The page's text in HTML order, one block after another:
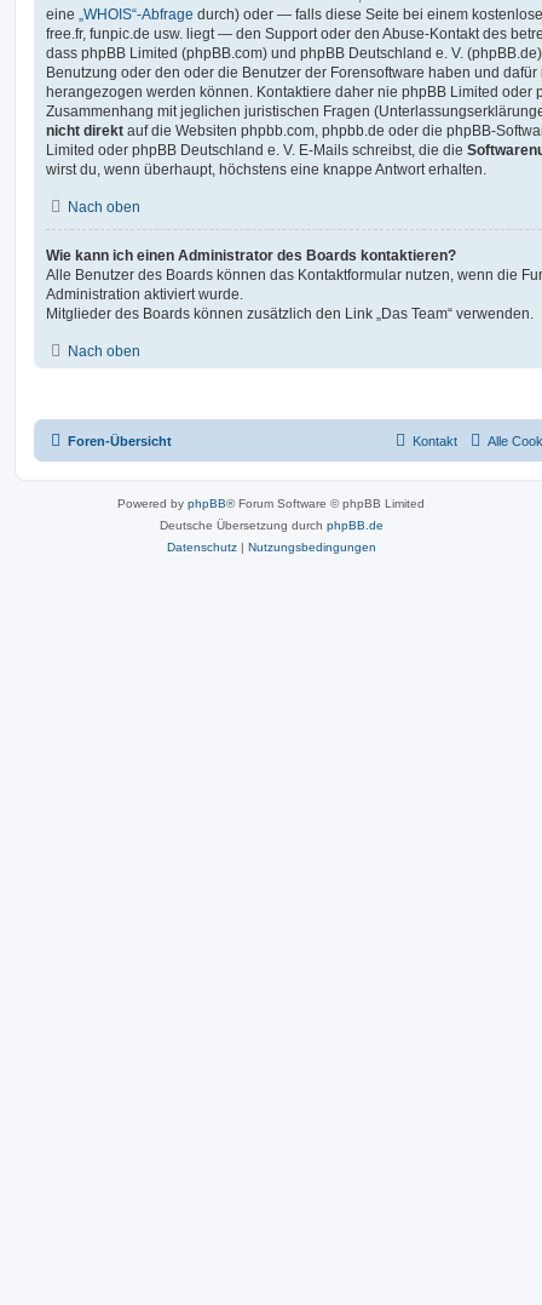
eine „WHOIS“-Abfrage durch) oder — falls diese Seite bei einem
free.fr, funpic.de usw. liegt — den Support oder den Abuse-Kontakt des
dass phpBB Limited (phpBB.com) und phpBB Deutschland e. V.
Benutzung oder den oder die Benutzer der Forensoftware haben und
herangezogen werden können. Kontaktiere daher nie phpBB Limited oder
Zusammenhang mit jeglichen juristischen Fragen
nicht direkt auf die Websiten phpbb.com, phpbb.de oder die phpBB-
Limited oder phpBB Deutschland e. V. E-Mails schreibst, die die
wirst du, wenn überhaupt, höchstens eine knappe Antwort erhalten.
Nach oben
Wie kann ich einen Administrator des Boards kontaktieren?
Alle Benutzer des Boards können das Kontaktformular nutzen, wenn die
Administration aktiviert wurde.
Mitglieder des Boards können zusätzlich den Link „Das Team“ verwenden.
Nach oben
Foren-Übersicht Alle
Kontakt
Powered by phpBB® Forum Software © phpBB Limited
Deutsche Übersetzung durch phpBB.de
Datenschutz| Nutzungsbedingungen